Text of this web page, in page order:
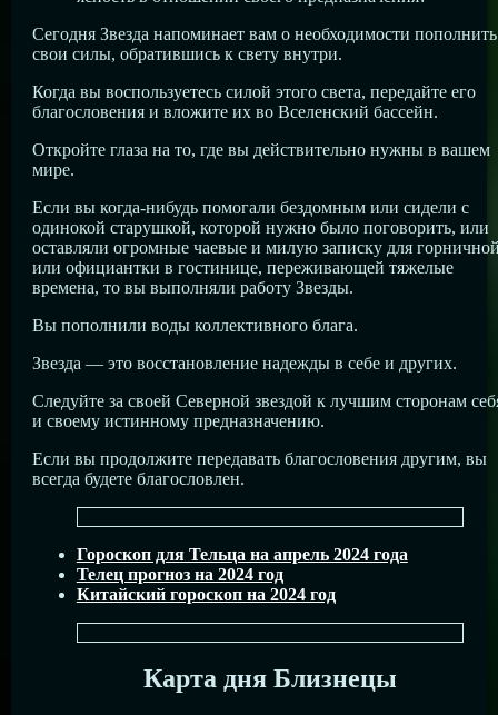
Сегодня Звезда напоминает вам о необходимости пополнить
свои силы, обратившись к свету внутри.
Когда вы воспользуетесь силой этого света, передайте его
благословения и вложите их во Вселенский бассейн.
Откройте глаза на то, где вы действительно нужны в вашем
мире.
Если вы когда-нибудь помогали бездомным или сидели с
одинокой старушкой, которой нужно было поговорить, или
оставляли огромные чаевые и милую записку для
или официантки в гостинице, переживающей тяжелые
времена, то вы выполняли работу Звезды.
Вы пополнили воды коллективного блага.
Звезда — это восстановление надежды в себе и других.
Следуйте за своей Северной звездой к лучшим сторонам
и своему истинному предназначению.
Если вы продолжите передавать благословения другим, вы
всегда будете благословлен.
Гороскоп для Тельца на апрель 2024 года
Телец прогноз на 2024 год
Китайский гороскоп на 2024 год
Карта дня Близнецы